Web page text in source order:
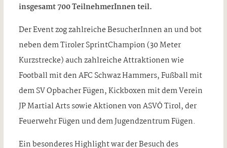
insgesamt 700 TeilnehmerInnen teil.
Der Event zog zahlreiche BesucherInnen an und bot
neben dem Tiroler SprintChampion (30 Meter
Kurzstrecke) auch zahlreiche Attraktionen wie
Football mit den AFC Schwaz Hammers, Fußball mit
dem SV Opbacher Fügen, Kickboxen mit dem Verein
JP Martial Arts sowie Aktionen von ASVÖ Tirol, der
Feuerwehr Fügen und dem Jugendzentrum Fügen.
Ein besonderes Highlight war der Besuch des